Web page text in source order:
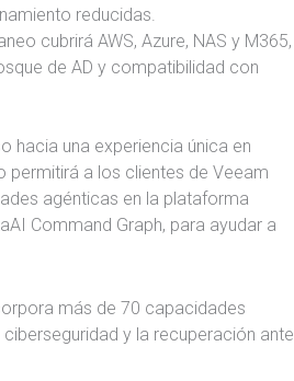
reducidas.
cubrirá AWS, Azure, NAS y M365,
de AD y compatibilidad con
hacia una experiencia única en
a los clientes de Veeam
agénticas en la plataforma
Command Graph, para ayudar a